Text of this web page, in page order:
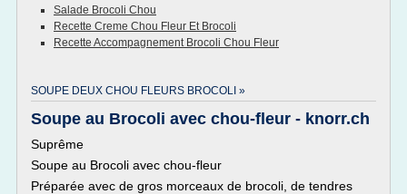
Salade Brocoli Chou
Recette Creme Chou Fleur Et Brocoli
Recette Accompagnement Brocoli Chou Fleur
SOUPE DEUX CHOU FLEURS BROCOLI »
Soupe au Brocoli avec chou-fleur - knorr.ch
Suprême
Soupe au Brocoli avec chou-fleur
Préparée avec de gros morceaux de brocoli, de tendres